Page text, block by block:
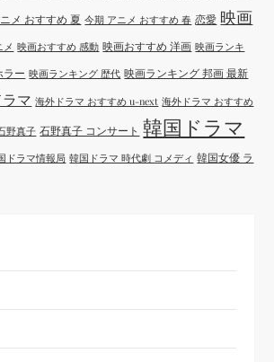
メ おすすめ 夏 今期 アニメ おすすめ 春 恋愛 映画
映画おすすめ 感動 映画おすすめ 洋画 映画ランキ
ラー 映画ランキング 歴代 映画ランキング 邦画 最新
マ 海外ドラマ おすすめ u-next 海外ドラマ おすすめ
野真子 石野真子 コンサート 韓国ドラマ
ドラマ情報局 韓国ドラマ 時代劇 コメディ 韓国女優 ラ